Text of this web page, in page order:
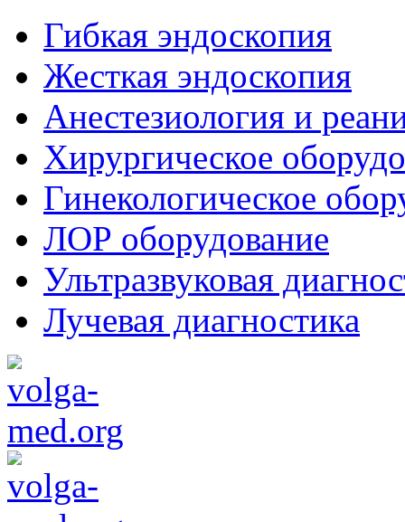
Гибкая эндоскопия
Жесткая эндоскопия
Анестезиология и
Хирургическое
Гинекологическое
ЛОР оборудование
Ультразвуковая
Лучевая диагностика